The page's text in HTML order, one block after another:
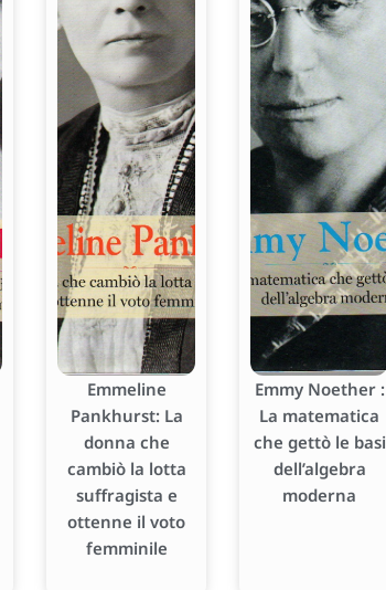
Emmeline
Pankhurst: La
donna che
cambiò la lotta
suffragista e
ottenne il voto
femminile
Emmy Noether :
La matematica
che gettò le basi
dell’algebra
moderna